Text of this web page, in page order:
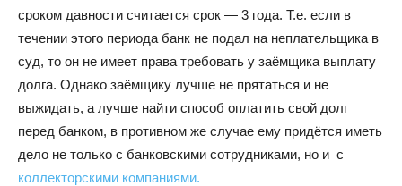
сроком давности считается срок — 3 года. Т.е. если в
течении этого периода банк не подал на неплательщика в
суд, то он не имеет права требовать у заёмщика выплату
долга. Однако заёмщику лучше не прятаться и не
выжидать, а лучше найти способ оплатить свой долг
перед банком, в противном же случае ему придётся иметь
дело не только с банковскими сотрудниками, но и с
коллекторскими компаниями.